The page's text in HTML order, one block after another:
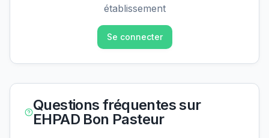
établissement
Se connecter
Questions fréquentes sur
EHPAD Bon Pasteur